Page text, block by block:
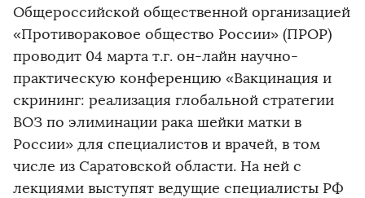
Общероссийской общественной организацией
«Противораковое общество России» (ПРОР)
проводит 04 марта т.г. он-лайн научно-
практическую конференцию «Вакцинация и
скрининг: реализация глобальной стратегии
ВОЗ по элиминации рака шейки матки в
России» для специалистов и врачей, в том
числе из Саратовской области. На ней с
лекциями выступят ведущие специалисты РФ